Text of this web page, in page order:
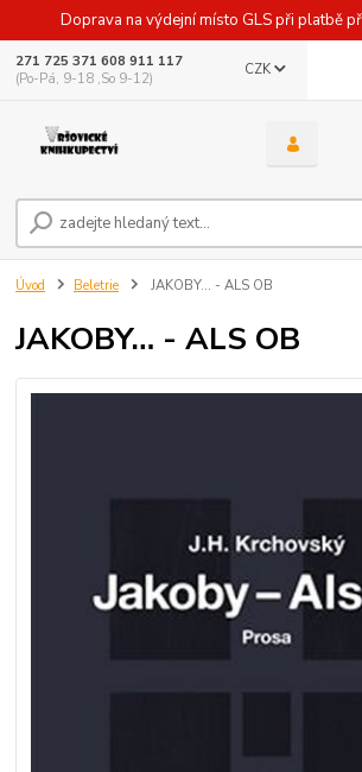
Doprava na výdejní místo GLS při platbě
CZK
271 725 371 608 911 117
(Po-Pá, 9-18 ,So 9-12)
Úvod Beletrie JAKOBY… - ALS OB
JAKOBY… - ALS OB